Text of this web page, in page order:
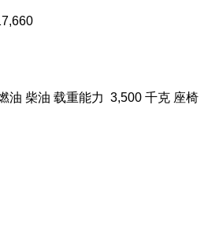
油 柴油 载重能力 3,500 千克 座椅